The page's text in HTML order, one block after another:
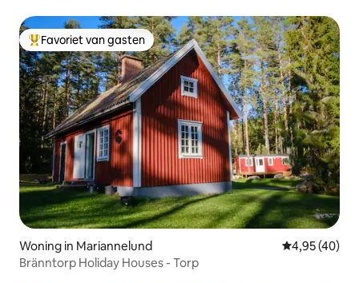
Topfavoriet van gasten
Favoriet van gasten
Woning in Mariannelund Gemiddelde
4,95 (40)
Bränntorp Holiday Houses - Torp